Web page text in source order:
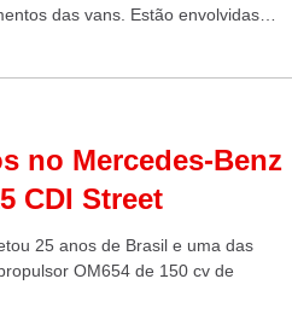
das vans. Estão envolvidas
no Mercedes-Benz
CDI Street
25 anos de Brasil e uma das
OM654 de 150 cv de